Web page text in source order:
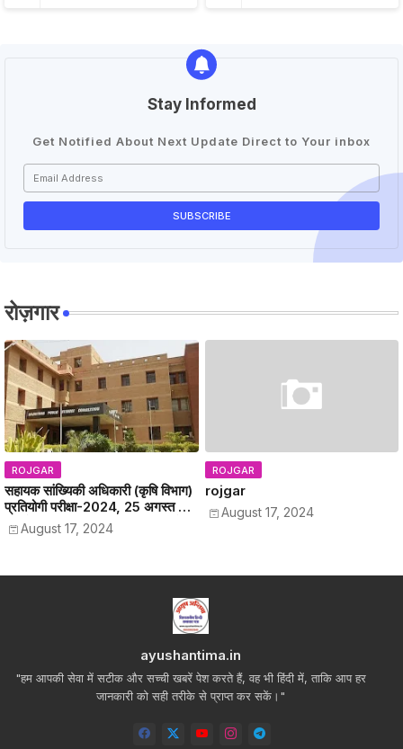
Stay Informed
Get Notified About Next Update Direct to Your inbox
रोज़गार
ROJGAR
सहायक सांख्यिकी अधिकारी (कृषि विभाग)
प्रतियोगी परीक्षा-2024, 25 अगस्त को
अजमेर व जयपुर जिला मुख्यालय पर होगा
परीक्षा का आयोजन, 22 अगस्त को
August 17, 2024
ROJGAR
rojgar
August 17, 2024
ayushantima.in
"हम आपकी सेवा में सटीक और सच्ची खबरें पेश करते हैं, वह भी हिंदी में, ताकि आप हर
जानकारी को सही तरीके से प्राप्त कर सकें।"